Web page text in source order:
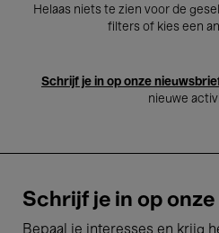
Helaas niets te zien voor de
filters of kies een
Schrijf je in op onze
nieuwe
Schrijf je in op
Bepaal je interesses en krijg